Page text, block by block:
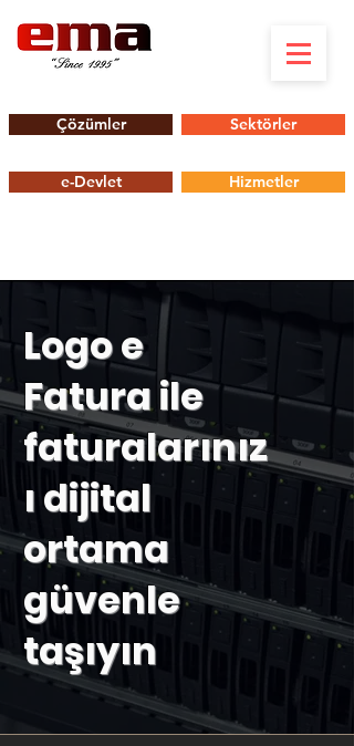
Çözümler Sektörler
e-Devlet Hizmetler
Logo e
Fatura ile
faturalarınız
ı dijital
ortama
güvenle
taşıyın